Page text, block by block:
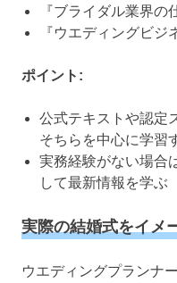
『ブライダル業界の
『ウエディングビジ
ポイント:
公式テキストや認定
そちらを中心に学習
実務経験がない場合
して最新情報を学ぶ
実際の結婚式をイメ
ウエディングプランナ